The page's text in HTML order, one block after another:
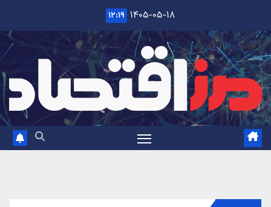
content
۱۴۰۵-۰۵-۱۸ ۱۲:۱۹